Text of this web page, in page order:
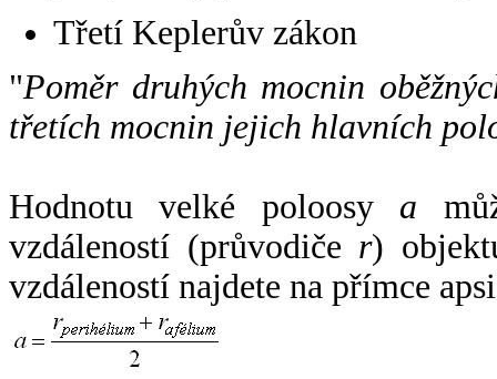
Třetí Keplerův zákon
"Poměr druhých mocnin
třetích mocnin jejich hlavních
Hodnotu velké poloosy a
vzdáleností (průvodiče r)
vzdáleností najdete na přímce